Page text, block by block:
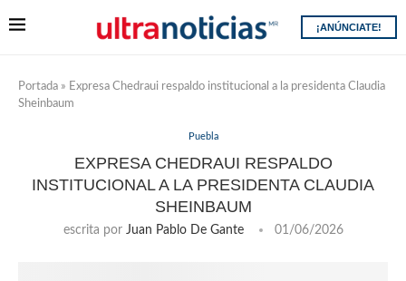
¡ANÚNCIATE!
Portada » Expresa Chedraui respaldo institucional a la presidenta Claudia
Sheinbaum
Puebla
EXPRESA CHEDRAUI RESPALDO
INSTITUCIONAL A LA PRESIDENTA CLAUDIA
SHEINBAUM
escrita por Juan Pablo De Gante 01/06/2026